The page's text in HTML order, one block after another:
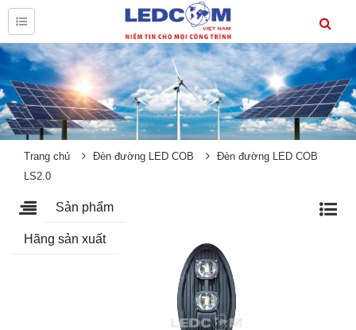
Trang chủ Đèn đường LED COB
Đèn đường LED COB
LS2.0
Sản phẩm
Hãng sản xuất